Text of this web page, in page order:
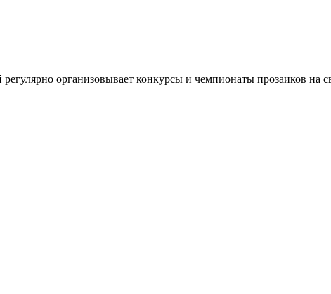
организовывает конкурсы и чемпионаты прозаиков на